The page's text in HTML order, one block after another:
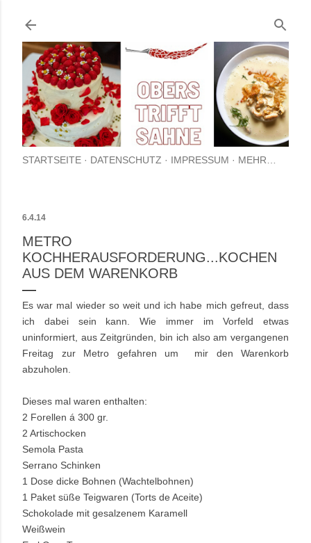
STARTSEITE DATENSCHUTZ IMPRESSUM MEHR…
6.4.14
METRO
KOCHHERAUSFORDERUNG...KOCHEN
AUS DEM WARENKORB
Es war mal wieder so weit und ich habe mich gefreut, dass
ich dabei sein kann. Wie immer im Vorfeld etwas
uninformiert, aus Zeitgründen, bin ich also am vergangenen
Freitag zur Metro gefahren um mir den Warenkorb
abzuholen.
Dieses mal waren enthalten:
2 Forellen á 300 gr.
2 Artischocken
Semola Pasta
Serrano Schinken
1 Dose dicke Bohnen (Wachtelbohnen)
1 Paket süße Teigwaren (Torts de Aceite)
Schokolade mit gesalzenem Karamell
Weißwein